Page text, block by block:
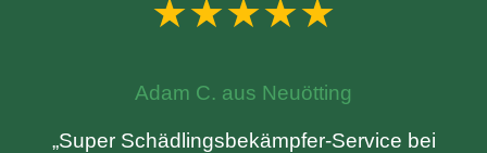
★★★★★
Adam C. aus Neuötting
„Super Schädlingsbekämpfer-Service bei